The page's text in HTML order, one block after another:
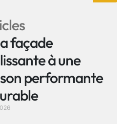
façade
à une
performante